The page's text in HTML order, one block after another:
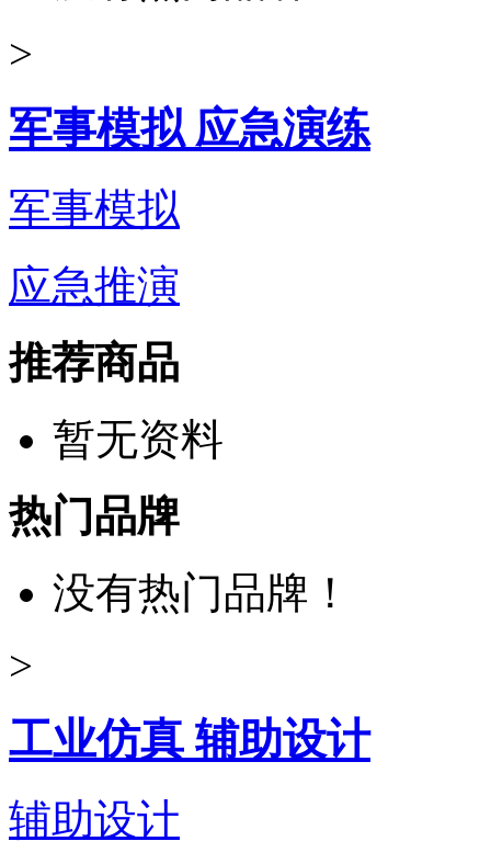
>
军事模拟 应急演练
军事模拟
应急推演
推荐商品
暂无资料
热门品牌
没有热门品牌！
>
工业仿真 辅助设计
辅助设计